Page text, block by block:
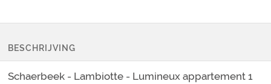
BESCHRIJVING
Schaerbeek - Lambiotte - Lumineux appartement 1